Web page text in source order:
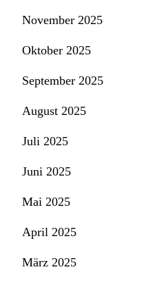
November 2025
Oktober 2025
September 2025
August 2025
Juli 2025
Juni 2025
Mai 2025
April 2025
März 2025